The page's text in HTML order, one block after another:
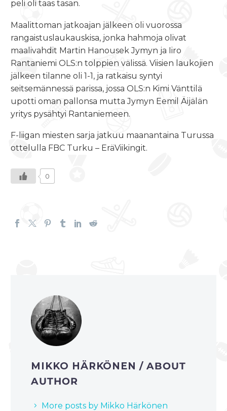
peli oli taas tasan.
Maalittoman jatkoajan jälkeen oli vuorossa
rangaistuslaukauskisa, jonka hahmoja olivat
maalivahdit Martin Hanousek Jymyn ja Iiro
Rantaniemi OLS:n tolppien välissä. Viisien laukojien
jälkeen tilanne oli 1-1, ja ratkaisu syntyi
seitsemännessä parissa, jossa OLS:n Kimi Vänttilä
upotti oman pallonsa mutta Jymyn Eemil Äijälän
yritys pysähtyi Rantaniemeen.
F-liigan miesten sarja jatkuu maanantaina Turussa
ottelulla FBC Turku – EräViikingit.
0
MIKKO HÄRKÖNEN/ ABOUT
AUTHOR
More posts by Mikko Härkönen